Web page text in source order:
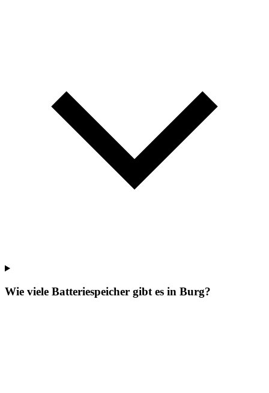
Wie viele Batteriespeicher gibt es in Burg?